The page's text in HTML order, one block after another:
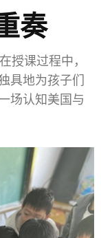
奏
授课过程中，
具地为孩子们
场认知美国与